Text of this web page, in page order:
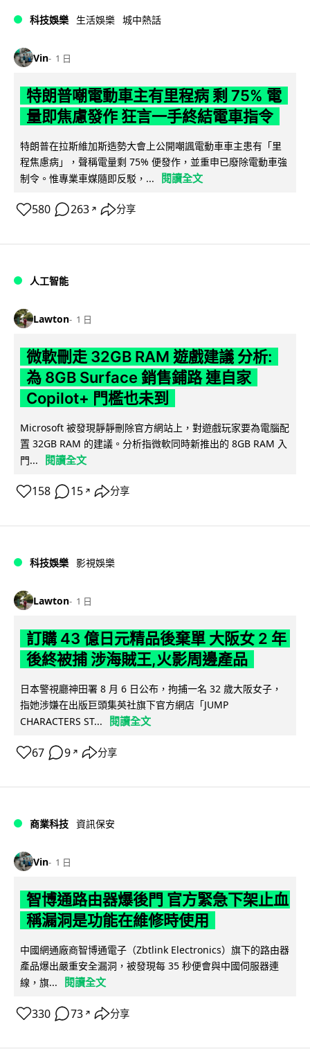
科技娛樂 生活娛樂 城中熱話
Vin 1 日
特朗普嘲電動車主有里程病 剩 75% 電
量即焦慮發作 狂言一手終結電車指令
特朗普在拉斯維加斯造勢大會上公開嘲諷電動車車主患有「里
程焦慮病」，聲稱電量剩 75% 便發作，並重申已廢除電動車強
制令。惟專業車媒隨即反駁，...
閱讀全文
580 263 ↗ 分享
人工智能
Lawton 1 日
微軟刪走 32GB RAM 遊戲建議 分析:
為 8GB Surface 銷售鋪路 連自家
Copilot+ 門檻也未到
Microsoft 被發現靜靜刪除官方網站上，對遊戲玩家要為電腦配
置 32GB RAM 的建議。分析指微軟同時新推出的 8GB RAM 入
門...
閱讀全文
158 15 ↗ 分享
科技娛樂 影視娛樂
Lawton 1 日
訂購 43 億日元精品後棄單 大阪女 2 年
後終被捕 涉海賊王,火影周邊產品
日本警視廳神田署 8 月 6 日公布，拘捕一名 32 歲大阪女子，
指她涉嫌在出版巨頭集英社旗下官方網店「JUMP
CHARACTERS ST...
閱讀全文
67 9 ↗ 分享
商業科技 資訊保安
Vin 1 日
智博通路由器爆後門 官方緊急下架止血
稱漏洞是功能在維修時使用
中國網通廠商智博通電子（Zbtlink Electronics）旗下的路由器
產品爆出嚴重安全漏洞，被發現每 35 秒便會與中國伺服器連
線，旗...
閱讀全文
330 73 ↗ 分享